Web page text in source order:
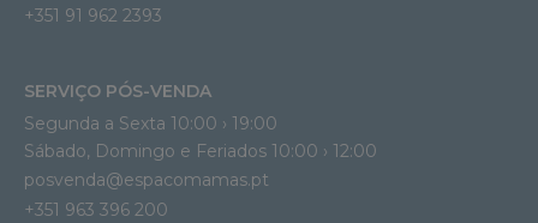
+351 91 962 2393
SERVIÇO PÓS-VENDA
Segunda a Sexta 10:00 › 19:00
Sábado, Domingo e Feriados 10:00 › 12:00
posvenda@espacomamas.pt
+351 963 396 200